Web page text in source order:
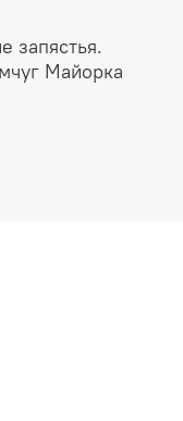
запястья.
Майорка